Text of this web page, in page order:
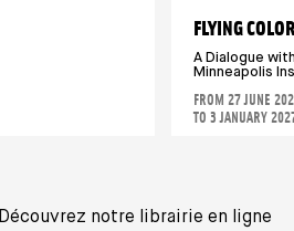
FLYING
A Dialogue
Minneapolis
FROM 27 JUNE
TO 3 JANUARY
Découvrez notre librairie en ligne